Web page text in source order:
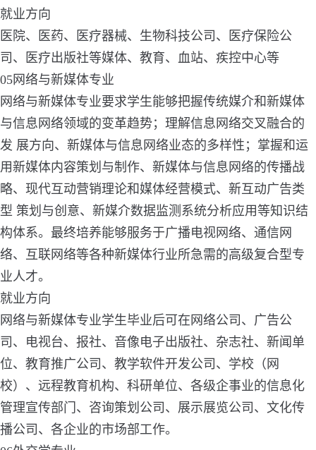
就业方向
医院、医药、医疗器械、生物科技公司、医疗保险公
司、医疗出版社等媒体、教育、血站、疾控中心等
05网络与新媒体专业
网络与新媒体专业要求学生能够把握传统媒介和新媒体
与信息网络领域的变革趋势；理解信息网络交叉融合的
发 展方向、新媒体与信息网络业态的多样性；掌握和运
用新媒体内容策划与制作、新媒体与信息网络的传播战
略、现代互动营销理论和媒体经营模式、新互动广告类
型 策划与创意、新媒介数据监测系统分析应用等知识结
构体系。最终培养能够服务于广播电视网络、通信网
络、互联网络等各种新媒体行业所急需的高级复合型专
业人才。
就业方向
网络与新媒体专业学生毕业后可在网络公司、广告公
司、电视台、报社、音像电子出版社、杂志社、新闻单
位、教育推广公司、教学软件开发公司、学校（网
校）、远程教育机构、科研单位、各级企事业的信息化
管理宣传部门、咨询策划公司、展示展览公司、文化传
播公司、各企业的市场部工作。